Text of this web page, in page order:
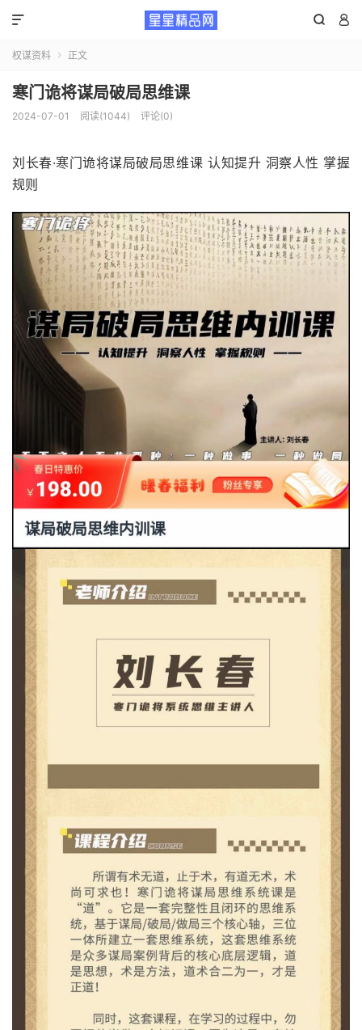
 

权谋资料  正文
寒门诡将谋局破局思维课
2024-07-01 阅读(1044) 评论(0)
刘长春·寒门诡将谋局破局思维课 ​认知提升 洞察人性 掌握
规则